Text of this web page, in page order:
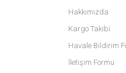
Ürün
Ürün
Hakkımızda
Kargo Takibi
Havale Bildirim
İletişim Formu